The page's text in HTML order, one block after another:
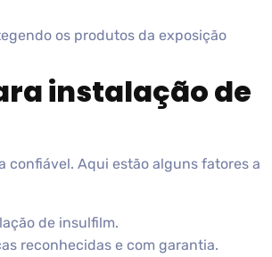
os produtos da exposição
instalação de
confiável. Aqui estão alguns fatores a
de insulfilm.
reconhecidas e com garantia.